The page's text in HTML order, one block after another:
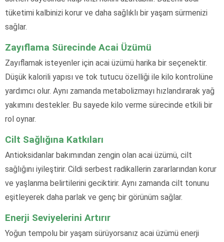
tüketimi kalbinizi korur ve daha sağlıklı bir yaşam sürmenizi
sağlar.
Zayıflama Sürecinde Acai Üzümü
Zayıflamak isteyenler için acai üzümü harika bir seçenektir.
Düşük kalorili yapısı ve tok tutucu özelliği ile kilo kontrolüne
yardımcı olur. Aynı zamanda metabolizmayı hızlandırarak yağ
yakımını destekler. Bu sayede kilo verme sürecinde etkili bir
rol oynar.
Cilt Sağlığına Katkıları
Antioksidanlar bakımından zengin olan acai üzümü, cilt
sağlığını iyileştirir. Cildi serbest radikallerin zararlarından korur
ve yaşlanma belirtilerini geciktirir. Aynı zamanda cilt tonunu
eşitleyerek daha parlak ve genç bir görünüm sağlar.
Enerji Seviyelerini Artırır
Yoğun tempolu bir yaşam sürüyorsanız acai üzümü enerji